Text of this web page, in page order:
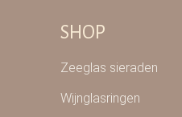
SHOP
Zeeglas sieraden
Wijnglasringen